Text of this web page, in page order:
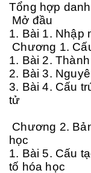
Tổng hợp
Mở đầu
1. Bài 1. Nhập
Chương 1.
1. Bài 2.
2. Bài 3.
3. Bài 4. Cấu
tử
Chương 2.
học
1. Bài 5. Cấu
tố hóa học